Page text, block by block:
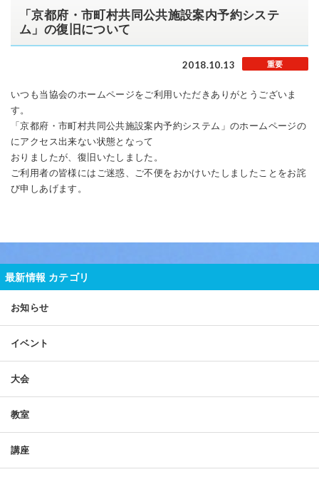
「京都府・市町村共同公共施設案内予約システ
ム」の復旧について
2018.10.13 重要
いつも当協会のホームページをご利用いただきありがとうございま
す。
「京都府・市町村共同公共施設案内予約システム」のホームページの
にアクセス出来ない状態となって
おりましたが、復旧いたしました。
ご利用者の皆様にはご迷惑、ご不便をおかけいたしましたことをお詫
び申しあげます。
最新情報 カテゴリ
お知らせ
イベント
大会
教室
講座